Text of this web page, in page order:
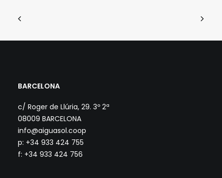
BARCELONA
c/ Roger de Llúria, 29. 3º 2ª
08009 BARCELONA
info@aiguasol.coop
p: +34 933 424 755
f: +34 933 424 756